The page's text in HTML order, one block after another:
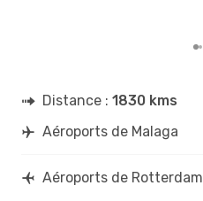
Distance : 1830 kms
Aéroports de Malaga
Aéroports de Rotterdam